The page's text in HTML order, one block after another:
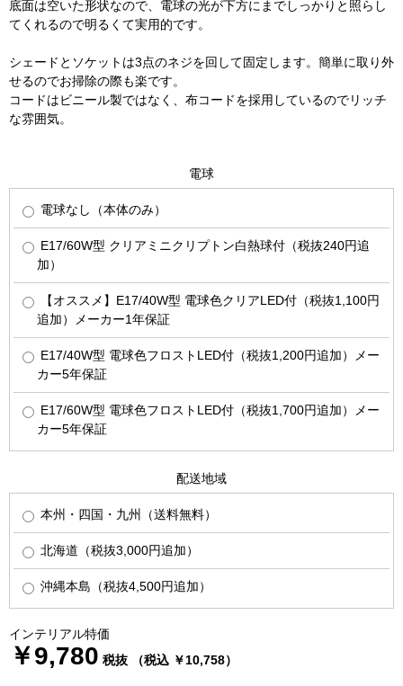
底面は空いた形状なので、電球の光が下方にまでしっかりと照らし
てくれるので明るくて実用的です。
シェードとソケットは3点のネジを回して固定します。簡単に取り外
せるのでお掃除の際も楽です。
コードはビニール製ではなく、布コードを採用しているのでリッチ
な雰囲気。
電球
電球なし（本体のみ）
E17/60W型 クリアミニクリプトン白熱球付（税抜240円追
加）
【オススメ】E17/40W型 電球色クリアLED付（税抜1,100円
追加）メーカー1年保証
E17/40W型 電球色フロストLED付（税抜1,200円追加）メー
カー5年保証
E17/60W型 電球色フロストLED付（税抜1,700円追加）メー
カー5年保証
配送地域
本州・四国・九州（送料無料）
北海道（税抜3,000円追加）
沖縄本島（税抜4,500円追加）
インテリアル特価
￥9,780 税抜 （税込 ￥10,758）